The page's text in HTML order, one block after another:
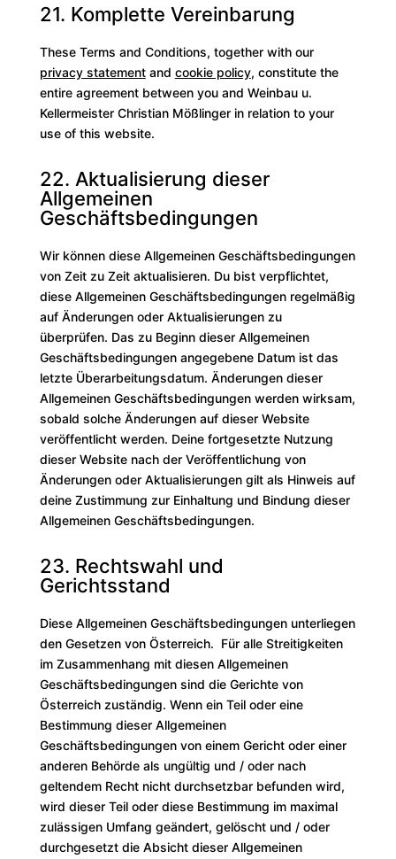
21. Komplette Vereinbarung
These Terms and Conditions, together with our
privacy statementand cookie policy, constitute the
entire agreement between you and Weinbau u.
Kellermeister Christian Mößlinger in relation to your
use of this website.
22. Aktualisierung dieser
Allgemeinen
Geschäftsbedingungen
Wir können diese Allgemeinen Geschäftsbedingungen
von Zeit zu Zeit aktualisieren. Du bist verpflichtet,
diese Allgemeinen Geschäftsbedingungen regelmäßig
auf Änderungen oder Aktualisierungen zu
überprüfen. Das zu Beginn dieser Allgemeinen
Geschäftsbedingungen angegebene Datum ist das
letzte Überarbeitungsdatum. Änderungen dieser
Allgemeinen Geschäftsbedingungen werden wirksam,
sobald solche Änderungen auf dieser Website
veröffentlicht werden. Deine fortgesetzte Nutzung
dieser Website nach der Veröffentlichung von
Änderungen oder Aktualisierungen gilt als Hinweis auf
deine Zustimmung zur Einhaltung und Bindung dieser
Allgemeinen Geschäftsbedingungen.
23. Rechtswahl und
Gerichtsstand
Diese Allgemeinen Geschäftsbedingungen unterliegen
den Gesetzen von Österreich. Für alle Streitigkeiten
im Zusammenhang mit diesen Allgemeinen
Geschäftsbedingungen sind die Gerichte von
Österreich zuständig. Wenn ein Teil oder eine
Bestimmung dieser Allgemeinen
Geschäftsbedingungen von einem Gericht oder einer
anderen Behörde als ungültig und / oder nach
geltendem Recht nicht durchsetzbar befunden wird,
wird dieser Teil oder diese Bestimmung im maximal
zulässigen Umfang geändert, gelöscht und / oder
durchgesetzt die Absicht dieser Allgemeinen